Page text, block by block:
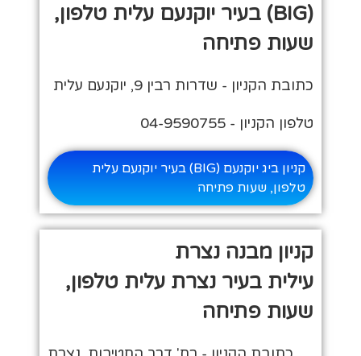
(BIG) בעיר יוקנעם עלית טלפון,
שעות פתיחה
כתובת הקניון - שדרות רבין 9, יוקנעם עלית
טלפון הקניון - 04-9590755
קניון ביג יוקנעם (BIG) בעיר יוקנעם עלית
טלפון, שעות פתיחה
קניון מבנה נצרת
עילית בעיר נצרת עלית טלפון,
שעות פתיחה